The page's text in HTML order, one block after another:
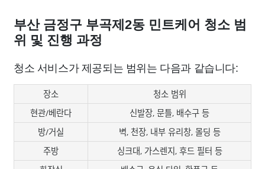
부산 금정구 부곡제2동 민트케어 청소 범
위 및 진행 과정
청소 서비스가 제공되는 범위는 다음과 같습니다:
장소
청소 범위
현관/베란다
신발장, 문틀, 배수구 등
방/거실
벽, 천장, 내부 유리창, 몰딩 등
주방
싱크대, 가스렌지, 후드 필터 등